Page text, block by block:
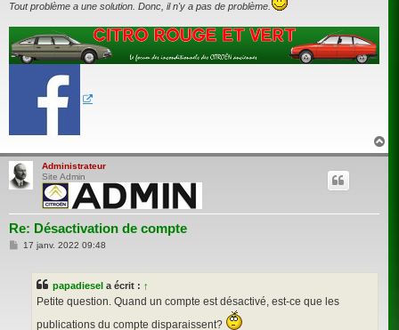
Tout problème a une solution. Donc, il n'y a pas de problème.
a
Administrateur
Site Admin
Re: Désactivation de compte
M17 janv. 2022 09:48
papadiesel a écrit : ↑
Petite question. Quand un compte est désactivé, est-ce que les
publications du compte disparaissent?